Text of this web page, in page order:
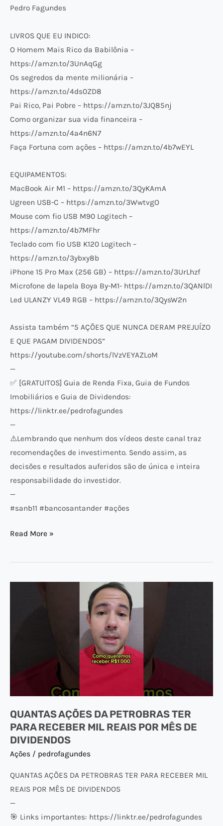
Pedro Fagundes
LIVROS QUE EU INDICO:
O Homem Mais Rico da Babilônia –
https://amzn.to/3UnAqGg
Os segredos da mente milionária –
https://amzn.to/4ds0ZD8
Pai Rico, Pai Pobre – https://amzn.to/3JQ85nj
Como organizar sua vida financeira –
https://amzn.to/4a4n6N7
Faça Fortuna com ações – https://amzn.to/4b7wEYL
EQUIPAMENTOS:
MacBook Air M1 – https://amzn.to/3QyKAmA
Ugreen USB-C – https://amzn.to/3WwtvgO
Mouse com fio USB M90 Logitech –
https://amzn.to/4b7MFhr
Teclado com fio USB K120 Logitech –
https://amzn.to/3ybxy8b
iPhone 15 Pro Max (256 GB) – https://amzn.to/3UrLhzf
Microfone de lapela Boya By-M1- https://amzn.to/3QANlDI
Led ULANZY VL49 RGB – https://amzn.to/3QysW2n
Assista também “5 AÇÕES QUE NUNCA DERAM PREJUÍZO
E QUE PAGAM DIVIDENDOS”
https://youtube.com/shorts/lVzVEYAZLoM
—
✅ [GRATUITOS] Guia de Renda Fixa, Guia de Fundos
Imobiliários e Guia de Dividendos:
https://linktr.ee/pedrofagundes
—
⚠️​Lembrando que nenhum dos vídeos deste canal traz
recomendações de investimento. Sendo assim, as
decisões e resultados auferidos são de única e inteira
responsabilidade do investidor.
—
#sanb11 #bancosantander #ações
Read More »
QUANTAS AÇÕES DA PETROBRAS TER
PARA RECEBER MIL REAIS POR MÊS DE
DIVIDENDOS
Ações / pedrofagundes
QUANTAS AÇÕES DA PETROBRAS TER PARA RECEBER MIL
REAIS POR MÊS DE DIVIDENDOS
—
🎯 Links importantes: https://linktr.ee/pedrofagundes
RECEBER
POR
MÊS
DE
DIVIDENDOS